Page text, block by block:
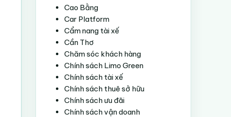
Cao Bằng
Car Platform
Cẩm nang tài xế
Cần Thơ
Chăm sóc khách hàng
Chính sách Limo Green
Chính sách tài xế
Chính sách thuê sở hữu
Chính sách ưu đãi
Chính sách vận doanh